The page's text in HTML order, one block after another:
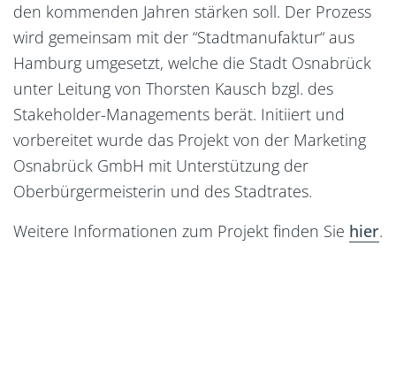
den kommenden Jahren stärken soll. Der Prozess
wird gemeinsam mit der “Stadtmanufaktur“ aus
Hamburg umgesetzt, welche die Stadt Osnabrück
unter Leitung von Thorsten Kausch bzgl. des
Stakeholder-Managements berät. Initiiert und
vorbereitet wurde das Projekt von der Marketing
Osnabrück GmbH mit Unterstützung der
Oberbürgermeisterin und des Stadtrates.
Weitere Informationen zum Projekt finden Sie hier.